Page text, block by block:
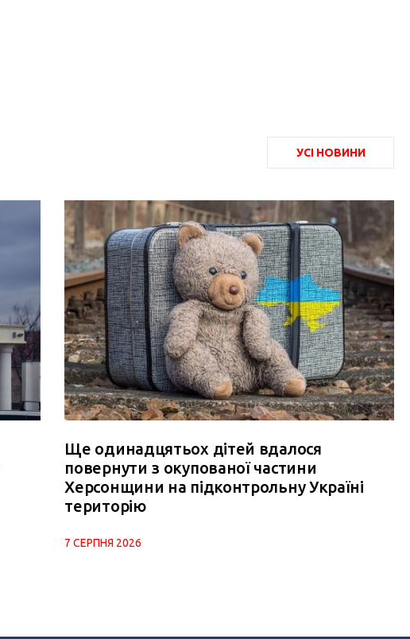
УСІ НОВИНИ
Ще одинадцятьох дітей вдалося
повернути з окупованої частини
Херсонщини на підконтрольну Україні
територію
7 СЕРПНЯ 2026